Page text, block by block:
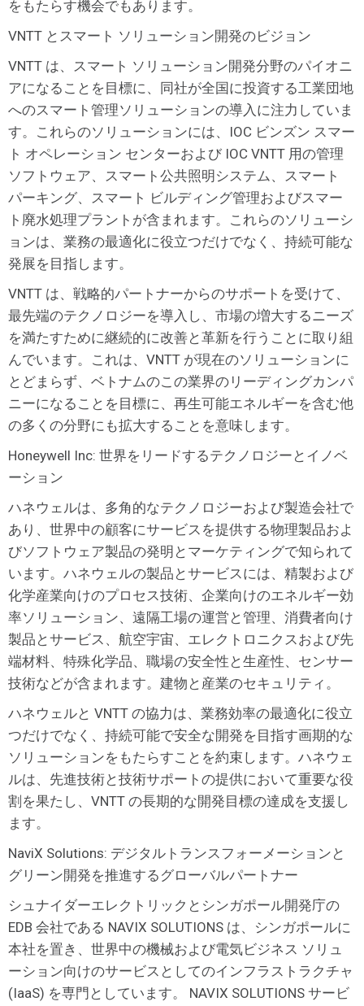
をもたらす機会でもあります。
VNTT とスマート ソリューション開発のビジョン
VNTT は、スマート ソリューション開発分野のパイオニ
アになることを目標に、同社が全国に投資する工業団地
へのスマート管理ソリューションの導入に注力していま
す。これらのソリューションには、IOC ビンズン スマー
ト オペレーション センターおよび IOC VNTT 用の管理
ソフトウェア、スマート公共照明システム、スマート
パーキング、スマート ビルディング管理およびスマー
ト廃水処理プラントが含まれます。これらのソリューシ
ョンは、業務の最適化に役立つだけでなく、持続可能な
発展を目指します。
VNTT は、戦略的パートナーからのサポートを受けて、
最先端のテクノロジーを導入し、市場の増大するニーズ
を満たすために継続的に改善と革新を行うことに取り組
んでいます。これは、VNTT が現在のソリューションに
とどまらず、ベトナムのこの業界のリーディングカンパ
ニーになることを目標に、再生可能エネルギーを含む他
の多くの分野にも拡大することを意味します。
Honeywell Inc: 世界をリードするテクノロジーとイノベ
ーション
ハネウェルは、多角的なテクノロジーおよび製造会社で
あり、世界中の顧客にサービスを提供する物理製品およ
びソフトウェア製品の発明とマーケティングで知られて
います。ハネウェルの製品とサービスには、精製および
化学産業向けのプロセス技術、企業向けのエネルギー効
率ソリューション、遠隔工場の運営と管理、消費者向け
製品とサービス、航空宇宙、エレクトロニクスおよび先
端材料、特殊化学品、職場の安全性と生産性、センサー
技術などが含まれます。建物と産業のセキュリティ。
ハネウェルと VNTT の協力は、業務効率の最適化に役立
つだけでなく、持続可能で安全な開発を目指す画期的な
ソリューションをもたらすことを約束します。ハネウェ
ルは、先進技術と技術サポートの提供において重要な役
割を果たし、VNTT の長期的な開発目標の達成を支援し
ます。
NaviX Solutions: デジタルトランスフォーメーションと
グリーン開発を推進するグローバルパートナー
シュナイダーエレクトリックとシンガポール開発庁の
EDB 会社である NAVIX SOLUTIONS は、シンガポールに
本社を置き、世界中の機械および電気ビジネス ソリュ
ーション向けのサービスとしてのインフラストラクチャ
(IaaS) を専門としています。 NAVIX SOLUTIONS サービ